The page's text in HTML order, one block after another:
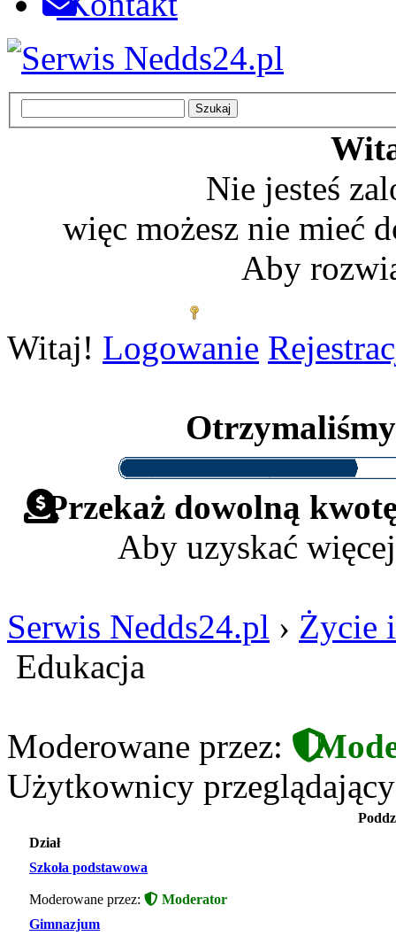
Nie jesteś
więc możesz nie mieć
Aby
Witaj! Logowanie
Przekaż dowolną
Aby uzyskać
Serwis Nedds24.pl › Życie
Edukacja
Moderowane przez:
Użytkownicy
Dział
Szkoła podstawowa
Moderowane przez:
Moderator
Gimnazjum